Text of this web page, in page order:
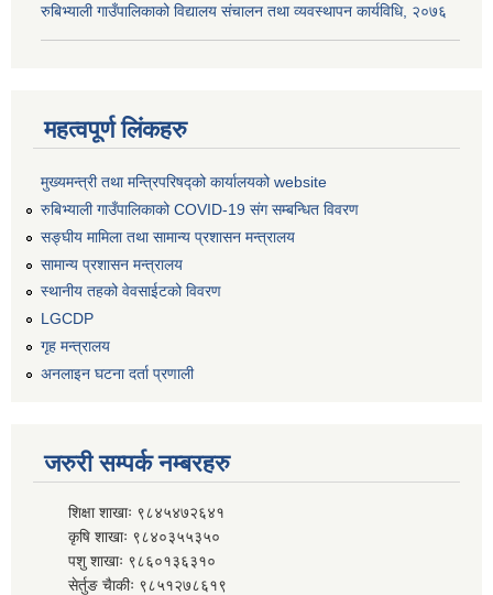
रुबिभ्याली गाउँपालिकाको विद्यालय संचालन तथा व्यवस्थापन कार्यविधि, २०७६
महत्वपूर्ण लिंकहरु
मुख्यमन्त्री तथा मन्त्रिपरिषद्को कार्यालयको website
रुबिभ्याली गाउँपालिकाको COVID-19 संग सम्बन्धित विवरण
सङ्‍घीय मामिला तथा सामान्य प्रशासन मन्त्रालय
सामान्य प्रशासन मन्त्रालय
स्थानीय तहको वेवसाईटको विवरण
LGCDP
गृह मन्त्रालय
अनलाइन घटना दर्ता प्रणाली
जरुरी सम्पर्क नम्बरहरु
शिक्षा शाखाः ९८४५४७२६४१
कृषि शाखाः ९८४०३५५३५०
पशु शाखाः ९८६०१३६३१०
सेर्तुङ चैाकीः ९८५१२७८६१९